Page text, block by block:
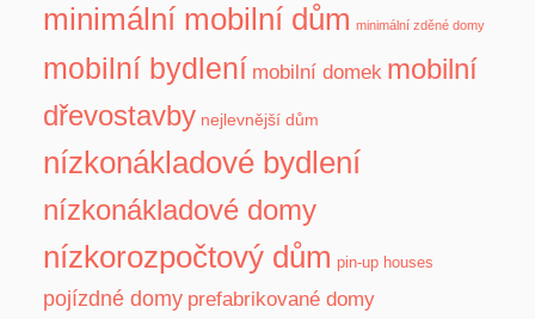
minimální mobilní dům minimální zděné domy
mobilní bydlení mobilní domek mobilní
dřevostavby nejlevnější dům
nízkonákladové bydlení
nízkonákladové domy
nízkorozpočtový dům pin-up houses
pojízdné domy prefabrikované domy